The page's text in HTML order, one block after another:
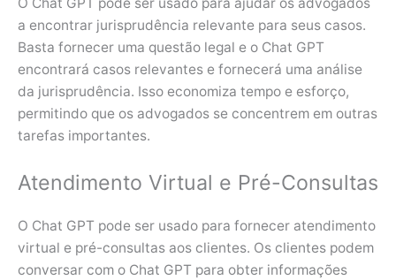
a encontrar jurisprudência relevante para seus casos.
Basta fornecer uma questão legal e o Chat GPT
encontrará casos relevantes e fornecerá uma análise
da jurisprudência. Isso economiza tempo e esforço,
permitindo que os advogados se concentrem em outras
tarefas importantes.
Atendimento Virtual e Pré-Consultas
O Chat GPT pode ser usado para fornecer atendimento
virtual e pré-consultas aos clientes. Os clientes podem
conversar com o Chat GPT para obter informações